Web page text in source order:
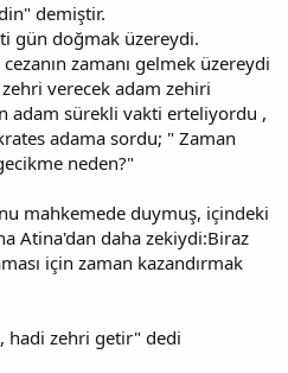
demiştir.
gün doğmak üzereydi.
zamanı gelmek üzereydi
verecek adam zehiri
adam sürekli vakti erteliyordu ,
adama sordu; " Zaman
neden?"
mahkemede duymuş, içindeki
Atina'dan daha zekiydi:Biraz
için zaman kazandırmak
hadi zehri getir" dedi